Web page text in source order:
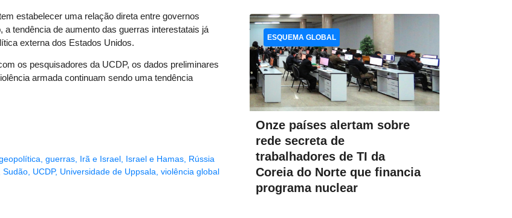
estabelecer uma relação direta entre governos
tendência de aumento das guerras interestatais já
externa dos Estados Unidos.
os pesquisadores da UCDP, os dados preliminares
armada continuam sendo uma tendência
guerras Irã e Israel Israel e Hamas Rússia
Sudão UCDP, Universidade de Uppsala violência global
Onze países alertam sobre
rede secreta de
trabalhadores de TI da
Coreia do Norte que financia
programa nuclear
ESQUEMA GLOBAL